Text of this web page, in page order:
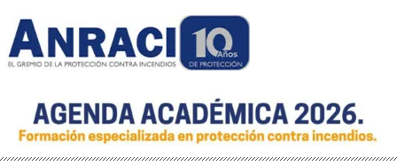
contenido
Protección Contra Incendios
Condiciones de Protección Contra Incendios para Nuestra Sociedad